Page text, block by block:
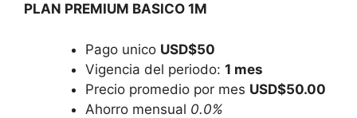
PLAN PREMIUM BASICO 1M
Pago unico USD$50
Vigencia del periodo: 1 mes
Precio promedio por mes USD$50.00
Ahorro mensual 0.0%